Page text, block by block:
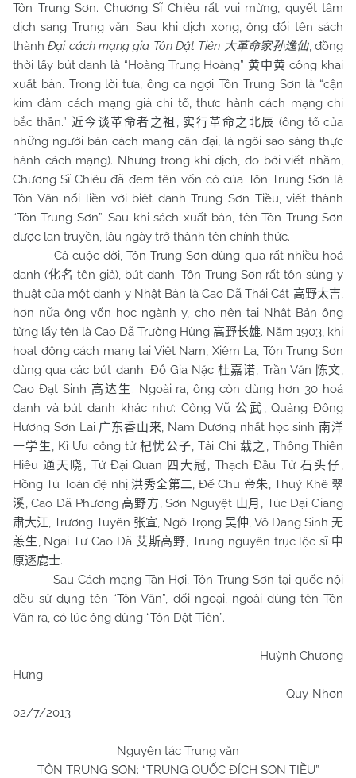
Tôn Trung Sơn. Chương Sĩ Chiêu rất vui mừng, quyết tâm
dịch sang Trung văn. Sau khi dịch xong, ông đổi tên sách
thànhĐại cách mạng gia Tôn Dật Tiên 大革命家孙逸仙, đồng
thời lấy bút danh là “Hoàng Trung Hoàng”黄中黄 công khai
xuất bản. Trong lời tựa, ông ca ngợi Tôn Trung Sơn là “cận
kim đàm cách mạng giả chi tổ, thực hành cách mạng chi
bắc thần.” 近今谈革命者之祖 , 实行革命之北辰 (ông tổ của
những người bàn cách mạng cận đại, là ngôi sao sáng thực
hành cách mạng). Nhưng trong khi dịch, do bởi viết nhầm,
Chương Sĩ Chiêu đã đem tên vốn có của Tôn Trung Sơn là
Tôn Văn nối liền với biệt danh Trung Sơn Tiều, viết thành
“Tôn Trung Sơn”. Sau khi sách xuất bản, tên Tôn Trung Sơn
được lan truyền, lâu ngày trở thành tên chính thức.
Cả cuộc đời, Tôn Trung Sơn dùng qua rất nhiều hoá
danh (化名 tên giả), bút danh. Tôn Trung Sơn rất tôn sùng y
thuật của một danh y Nhật Bản là Cao Dã Thái Cát 高野太吉,
hơn nữa ông vốn học ngành y, cho nên tại Nhật Bản ông
từng lấy tên là Cao Dã Trường Hùng 高野长雄. Năm 1903, khi
hoạt động cách mạng tại Việt Nam, Xiêm La, Tôn Trung Sơn
dùng qua các bút danh: Đỗ Gia Nặc 杜嘉诺, Trần Văn 陈文,
Cao Đạt Sinh 高达生 . Ngoài ra, ông còn dùng hơn 30 hoá
danh và bút danh khác như: Công Vũ 公武 , Quảng Đông
Hương Sơn Lai 广东香山来, Nam Dương nhất học sinh 南洋
一学生, Kỉ Ưu công tử杞忧公子, Tải Chi 载之 , Thông Thiên
Hiểu通天晓, Tứ Đại Quan 四大冠, Thạch Đầu Tử 石头仔,
Hồng Tú Toàn đệ nhị 洪秀全第二, Đế Chu 帝朱, Thuý Khê翠
溪, Cao Dã Phương高野方, Sơn Nguyệt 山月 , Túc Đại Giang
肃大江, Trương Tuyên 张宣, Ngô Trọng 吴仲, Vô Dạng Sinh 无
恙生, Ngải Tư Cao Dã 艾斯高野, Trung nguyên trục lộc sĩ 中
原逐鹿士.
Sau Cách mạng Tân Hợi, Tôn Trung Sơn tại quốc nội
đều sử dụng tên “Tôn Văn”, đối ngoại, ngoài dùng tên Tôn
Văn ra, có lúc ông dùng “Tôn Dật Tiên”.
Huỳnh Chương
Hưng
Quy Nhơn
02/7/2013
Nguyên tác Trung văn
TÔN TRUNG SƠN: “TRUNG QUỐC ĐÍCH SƠN TIỀU”